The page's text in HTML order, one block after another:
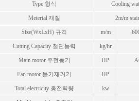
Type 형식 Cooling
Meterial 재질 2m/m
Size(WxLxH) 규격 m/m
Cutting Capacity 절단능력 kg/hr
Main motor 주전동기 HP
Fan motor 물기제거기 HP
Total electricity 총전력량 kw